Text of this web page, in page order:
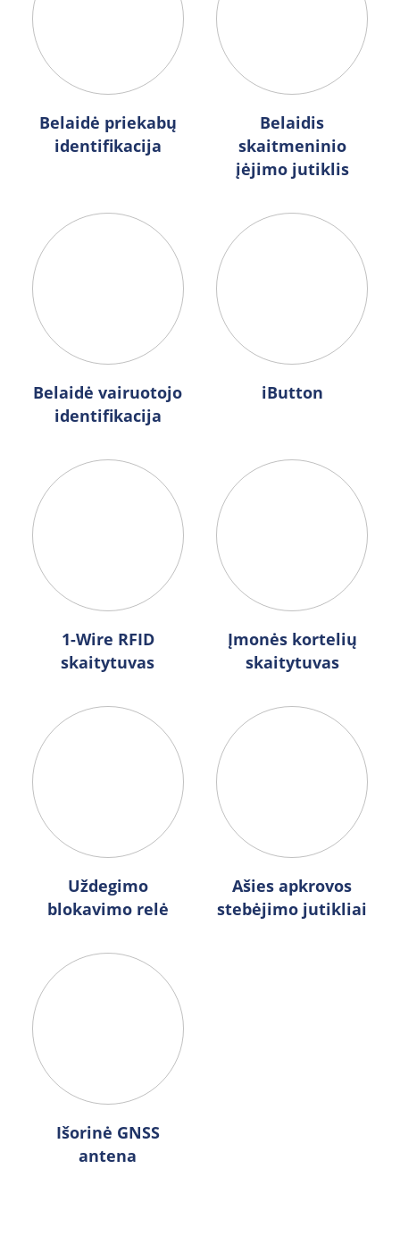
Belaidė priekabų
identifikacija
Belaidis
skaitmeninio
įėjimo jutiklis
Belaidė vairuotojo
identifikacija
iButton
1-Wire RFID
skaitytuvas
Įmonės kortelių
skaitytuvas
Uždegimo
blokavimo relė
Ašies apkrovos
stebėjimo jutikliai
Išorinė GNSS
antena